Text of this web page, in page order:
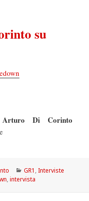
su
Arturo Di Corinto
Categorie
GR1 ,Interviste
,intervista